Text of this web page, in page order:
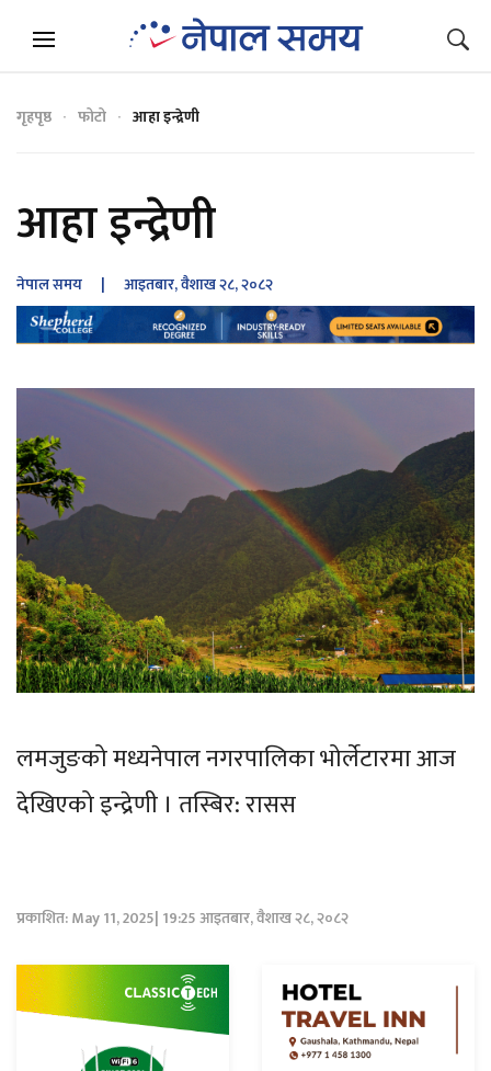
गृहपृष्ठ फोटो आहा इन्द्रेणी
आहा इन्द्रेणी
नेपाल समय | आइतबार, वैशाख २८, २०८२
लमजुङको मध्यनेपाल नगरपालिका भोर्लेटारमा आज
देखिएको इन्द्रेणी । तस्बिर: रासस
प्रकाशित: May 11, 2025| 19:25 आइतबार, वैशाख २८, २०८२